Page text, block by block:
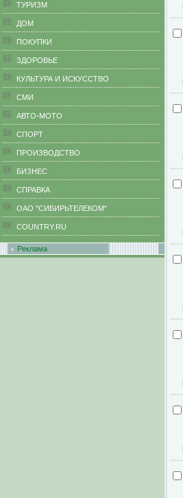
ТУРИЗМ
ДОМ
ПОКУПКИ
ЗДОРОВЬЕ
КУЛЬТУРА И ИСКУССТВО
СМИ
АВТО-МОТО
СПОРТ
ПРОИЗВОДСТВО
БИЗНЕС
CПРАВКА
ОАО "СИБИРЬТЕЛЕКОМ"
COUNTRY.RU
Реклама